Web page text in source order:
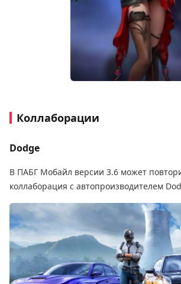
Коллаборации
Dodge
В ПАБГ Мобайл версии 3.6 может
коллаборация с автопроизводителем